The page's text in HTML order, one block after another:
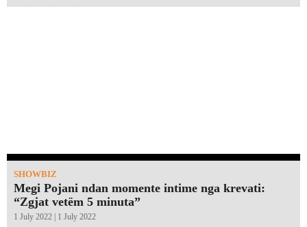
SHOWBIZ
Megi Pojani ndan momente intime nga krevati:
“Zgjat vetëm 5 minuta”￼
1 July 2022 | 1 July 2022